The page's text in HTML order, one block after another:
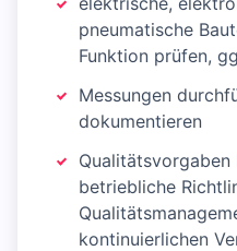
pneumatische
Funktion prüfen,
Messungen
dokumentieren
betriebliche
kontinuierlichen